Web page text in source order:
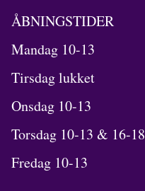
ÅBNINGSTIDER
Mandag 10-13
Tirsdag lukket
Onsdag 10-13
Torsdag 10-13 & 16-18
Fredag 10-13